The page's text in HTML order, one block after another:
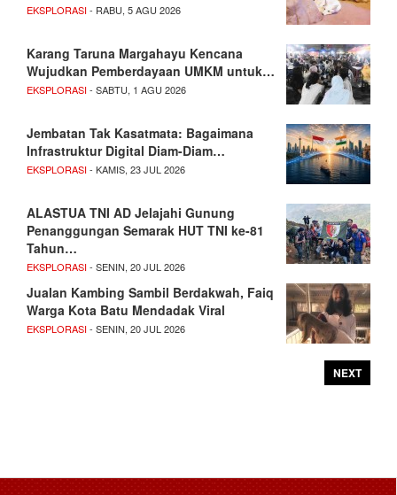
EKSPLORASI- RABU, 5 AGU 2026
Karang Taruna Margahayu Kencana
Wujudkan Pemberdayaan UMKM untuk…
EKSPLORASI- SABTU, 1 AGU 2026
Jembatan Tak Kasatmata: Bagaimana
Infrastruktur Digital Diam-Diam…
EKSPLORASI- KAMIS, 23 JUL 2026
ALASTUA TNI AD Jelajahi Gunung
Penanggungan Semarak HUT TNI ke-81
Tahun…
EKSPLORASI- SENIN, 20 JUL 2026
Jualan Kambing Sambil Berdakwah, Faiq
Warga Kota Batu Mendadak Viral
EKSPLORASI- SENIN, 20 JUL 2026
NEXT